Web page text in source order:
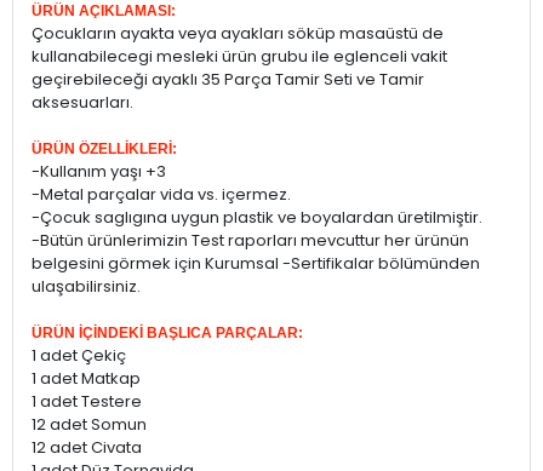
ÜRÜN AÇIKLAMASI:
Çocukların ayakta veya ayakları söküp masaüstü de
kullanabilecegi mesleki ürün grubu ile eglenceli vakit
geçirebileceği ayaklı 35 Parça Tamir Seti ve Tamir
aksesuarları.
ÜRÜN ÖZELLİKLERİ:
-Kullanım yaşı +3
-Metal parçalar vida vs. içermez.
-Çocuk saglıgına uygun plastik ve boyalardan üretilmiştir.
-Bütün ürünlerimizin Test raporları mevcuttur her ürünün
belgesini görmek için Kurumsal -Sertifikalar bölümünden
ulaşabilirsiniz.
ÜRÜN İÇİNDEKİ BAŞLICA PARÇALAR:
1 adet Çekiç
1 adet Matkap
1 adet Testere
12 adet Somun
12 adet Civata